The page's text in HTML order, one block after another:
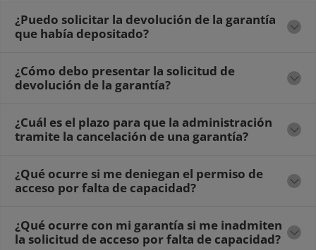
¿Puedo solicitar la devolución de la garantía
que había depositado?
¿Cómo debo presentar la solicitud de
devolución de la garantía?
¿Cuál es el plazo para que la administración
tramite la cancelación de una garantía?
¿Qué ocurre si me deniegan el permiso de
acceso por falta de capacidad?
¿Qué ocurre con mi garantía si me inadmiten
la solicitud de acceso por falta de capacidad?